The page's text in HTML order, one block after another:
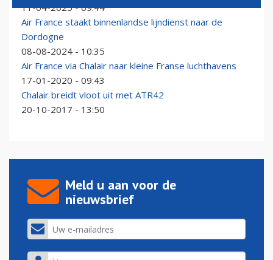
11-04-2025 - 09:44
Air France staakt binnenlandse lijndienst naar de
Dordogne
08-08-2024 - 10:35
Air France via Chalair naar kleine Franse luchthavens
17-01-2020 - 09:43
Chalair breidt vloot uit met ATR42
20-10-2017 - 13:50
Meld u aan voor de
nieuwsbrief